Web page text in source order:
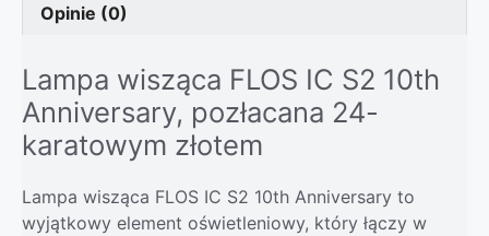
Opinie (0)
Lampa wisząca FLOS IC S2 10th
Anniversary, pozłacana 24-
karatowym złotem
Lampa wisząca FLOS IC S2 10th Anniversary to
wyjątkowy element oświetleniowy, który łączy w